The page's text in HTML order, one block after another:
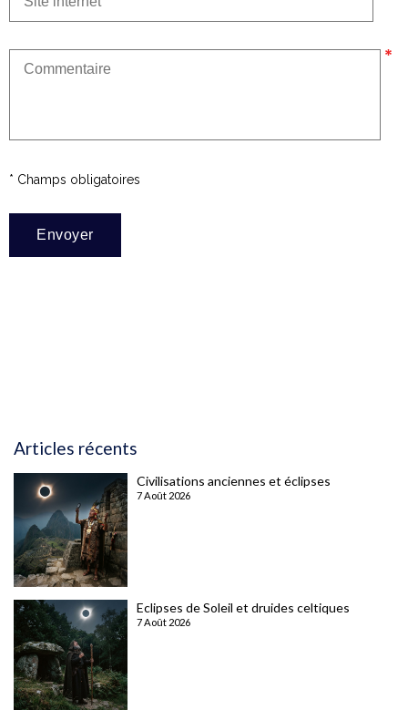
* Champs obligatoires
Articles récents
Civilisations anciennes et éclipses
7 Août 2026
Eclipses de Soleil et druides celtiques
7 Août 2026